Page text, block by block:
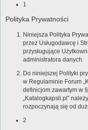
1
Polityka Prywatności
Niniejsza Polityka
przez Usługodawcę i
przysługujące
administratora danych.
Do niniejszej Polityki
w Regulaminie Forum
definicjom zawartym w
„Katalogkapsli.pl”
rozpoczynają się od
2